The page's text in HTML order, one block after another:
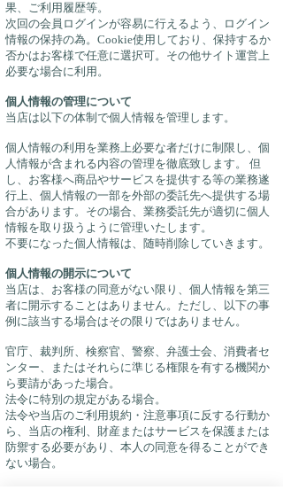
果、ご利用履歴等。
次回の会員ログインが容易に行えるよう、ログイン
情報の保持の為。Cookie使用しており、保持するか
否かはお客様で任意に選択可。その他サイト運営上
必要な場合に利用。
個人情報の管理について
当店は以下の体制で個人情報を管理します。
個人情報の利用を業務上必要な者だけに制限し、個
人情報が含まれる内容の管理を徹底致します。 但
し、お客様へ商品やサービスを提供する等の業務遂
行上、個人情報の一部を外部の委託先へ提供する場
合があります。その場合、業務委託先が適切に個人
情報を取り扱うように管理いたします。
不要になった個人情報は、随時削除していきます。
個人情報の開示について
当店は、お客様の同意がない限り、個人情報を第三
者に開示することはありません。ただし、以下の事
例に該当する場合はその限りではありません。
官庁、裁判所、検察官、警察、弁護士会、消費者セ
ンター、またはそれらに準じる権限を有する機関か
ら要請があった場合。
法令に特別の規定がある場合。
法令や当店のご利用規約・注意事項に反する行動か
ら、当店の権利、財産またはサービスを保護または
防禦する必要があり、本人の同意を得ることができ
ない場合。